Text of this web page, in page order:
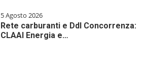
5 Agosto 2026
Rete carburanti e Ddl Concorrenza:
CLAAI Energia e…